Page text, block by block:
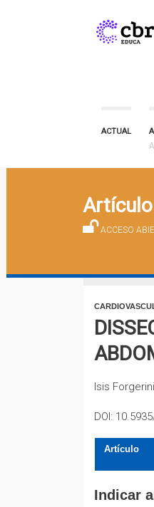
ACTUAL
Artículo
ACCESO
Isis Forgerini
DOI:
Artículo
Indicar